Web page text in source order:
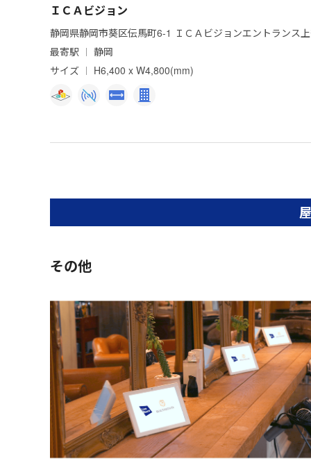
ＩＣＡビジョン
静岡県静岡市葵区伝馬町6-1 ＩＣＡビジョンエントランス
最寄駅
静岡
サイズ
H6,400 x W4,800(mm)
その他